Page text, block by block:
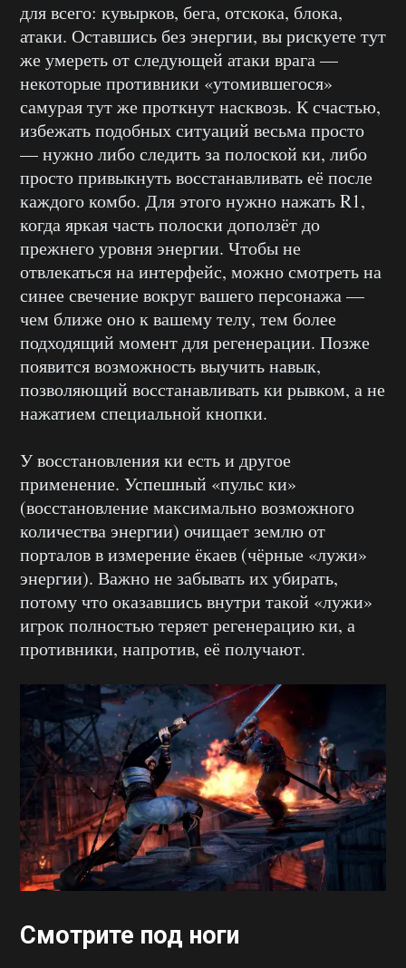
для всего: кувырков, бега, отскока, блока,
атаки. Оставшись без энергии, вы рискуете тут
же умереть от следующей атаки врага —
некоторые противники «утомившегося»
самурая тут же проткнут насквозь. К счастью,
избежать подобных ситуаций весьма просто
— нужно либо следить за полоской ки, либо
просто привыкнуть восстанавливать её после
каждого комбо. Для этого нужно нажать R1,
когда яркая часть полоски доползёт до
прежнего уровня энергии. Чтобы не
отвлекаться на интерфейс, можно смотреть на
синее свечение вокруг вашего персонажа —
чем ближе оно к вашему телу, тем более
подходящий момент для регенерации. Позже
появится возможность выучить навык,
позволяющий восстанавливать ки рывком, а не
нажатием специальной кнопки.
У восстановления ки есть и другое
применение. Успешный «пульс ки»
(восстановление максимально возможного
количества энергии) очищает землю от
порталов в измерение ёкаев (чёрные «лужи»
энергии). Важно не забывать их убирать,
потому что оказавшись внутри такой «лужи»
игрок полностью теряет регенерацию ки, а
противники, напротив, её получают.
Смотрите под ноги